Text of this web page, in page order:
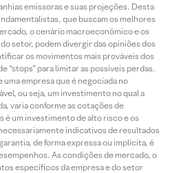
emissoras e suas projeções. Desta
que buscam os melhores
o cenário macroeconômico e os
setor, podem divergir das opiniões dos
os movimentos mais prováveis dos
“stops” para limitar as possíveis perdas.
uma empresa que é negociada no
ou seja, um investimento no qual a
varia conforme as cotações de
é um investimento de alto risco e os
indicativos de resultados
de forma expressa ou implícita, é
As condições de mercado, o
específicos da empresa e do setor